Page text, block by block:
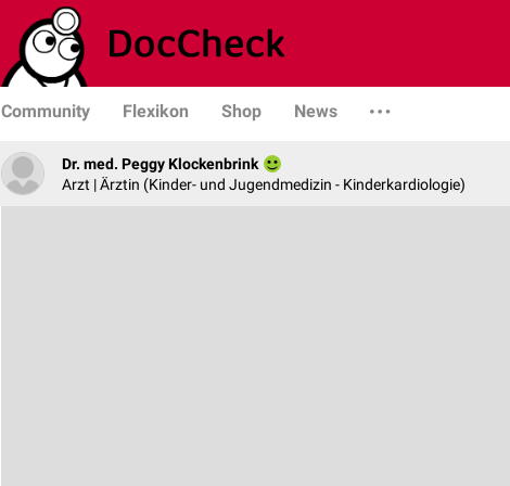
Community Flexikon Shop News
Dr. med. Peggy Klockenbrink
Arzt | Ärztin (Kinder- und Jugendmedizin - Kinderkardiologie)